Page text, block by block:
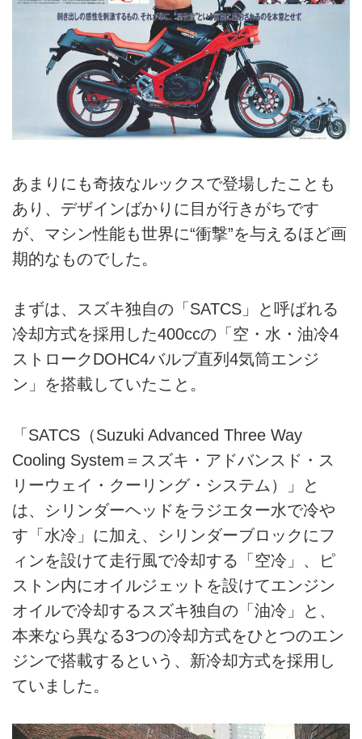
あまりにも奇抜なルックスで登場したことも
あり、デザインばかりに目が行きがちです
が、マシン性能も世界に“衝撃”を与えるほど画
期的なものでした。
まずは、スズキ独自の「SATCS」と呼ばれる
冷却方式を採用した400ccの「空・水・油冷4
ストロークDOHC4バルブ直列4気筒エンジ
ン」を搭載していたこと。
「SATCS（Suzuki Advanced Three Way
Cooling System＝スズキ・アドバンスド・ス
リーウェイ・クーリング・システム）」と
は、シリンダーヘッドをラジエター水で冷や
す「水冷」に加え、シリンダーブロックにフ
ィンを設けて走行風で冷却する「空冷」、ピ
ストン内にオイルジェットを設けてエンジン
オイルで冷却するスズキ独自の「油冷」と、
本来なら異なる3つの冷却方式をひとつのエン
ジンで搭載するという、新冷却方式を採用し
ていました。